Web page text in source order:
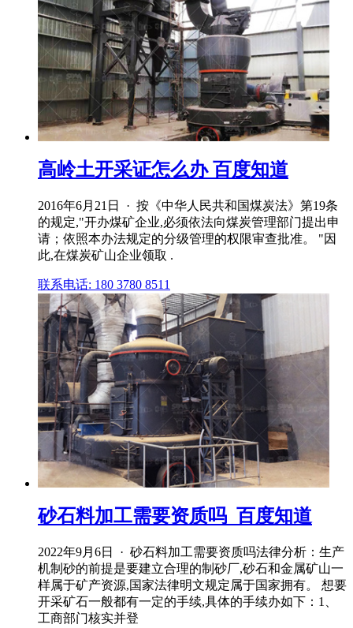
高岭土开采证怎么办 百度知道
2016年6月21日 · 按《中华人民共和国煤炭法》第19条
的规定,"开办煤矿企业,必须依法向煤炭管理部门提出申
请；依照本办法规定的分级管理的权限审查批准。 "因
此,在煤炭矿山企业领取 .
联系电话: 180 3780 8511
砂石料加工需要资质吗_百度知道
2022年9月6日 · 砂石料加工需要资质吗法律分析：生产
机制砂的前提是要建立合理的制砂厂,砂石和金属矿山一
样属于矿产资源,国家法律明文规定属于国家拥有。 想要
开采矿石一般都有一定的手续,具体的手续办如下：1、
工商部门核实并登